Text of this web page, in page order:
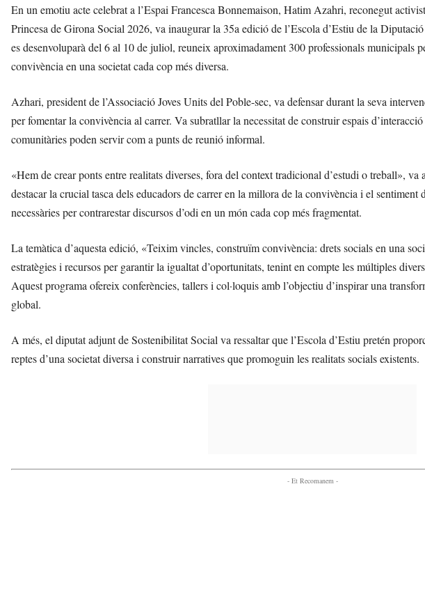
En un emotiu acte celebrat a l’Espai Francesca Bonnemaison, Hatim Azahri, reconegut
Princesa de Girona Social 2026, va inaugurar la 35a edició de l’Escola d’Estiu de la
es desenvoluparà del 6 al 10 de juliol, reuneix aproximadament 300 professionals municipals
convivència en una societat cada cop més diversa.
Azhari, president de l’Associació Joves Units del Poble-sec, va defensar durant la seva
per fomentar la convivència al carrer. Va subratllar la necessitat de construir espais
comunitàries poden servir com a punts de reunió informal.
«Hem de crear ponts entre realitats diverses, fora del context tradicional d’estudi o treball»,
destacar la crucial tasca dels educadors de carrer en la millora de la convivència i el sentiment
necessàries per contrarestar discursos d’odi en un món cada cop més fragmentat.
La temàtica d’aquesta edició, «Teixim vincles, construïm convivència: drets socials en una
estratègies i recursos per garantir la igualtat d’oportunitats, tenint en compte les múltiples
Aquest programa ofereix conferències, tallers i col·loquis amb l’objectiu d’inspirar una
global.
A més, el diputat adjunt de Sostenibilitat Social va ressaltar que l’Escola d’Estiu pretén
reptes d’una societat diversa i construir narratives que promoguin les realitats socials existents.
- Et Recomanem -